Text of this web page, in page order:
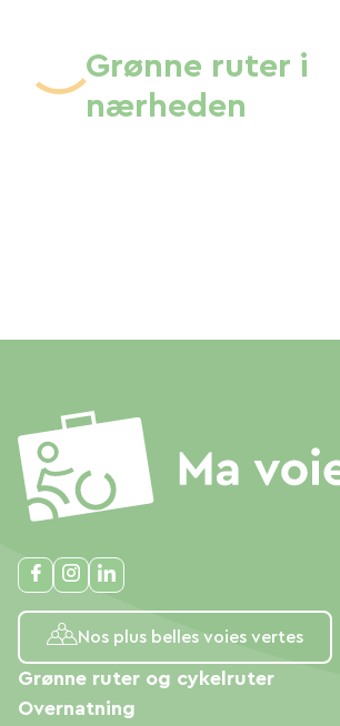
Grønne ruter i
nærheden
Nos plus belles voies vertes
Grønne ruter og cykelruter
Overnatning